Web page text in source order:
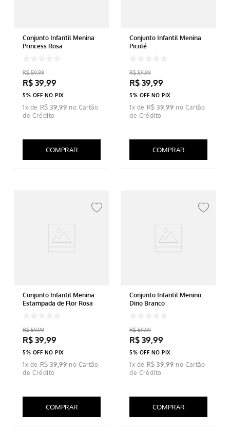
Conjunto Infantil Menina
Princess Rosa
R$ 59,99
R$ 39,99
5% OFF NO PIX
1x de R$ 39,99
COMPRAR
Conjunto Infantil Menina
Picolé
R$ 59,99
R$ 39,99
5% OFF NO PIX
1x de R$ 39,99
COMPRAR
Conjunto Infantil Menina
Estampada de Flor Rosa
R$ 59,99
R$ 39,99
5% OFF NO PIX
1x de R$ 39,99
COMPRAR
Conjunto Infantil Menino
Dino Branco
R$ 59,99
R$ 39,99
5% OFF NO PIX
1x de R$ 39,99
COMPRAR